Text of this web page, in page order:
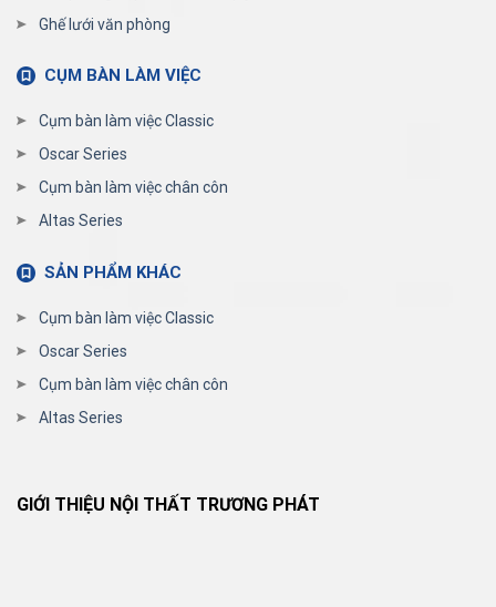
Ghế lưới văn phòng
CỤM BÀN LÀM VIỆC
Cụm bàn làm việc Classic
Oscar Series
Cụm bàn làm việc chân côn
Altas Series
SẢN PHẨM KHÁC
Cụm bàn làm việc Classic
Oscar Series
Cụm bàn làm việc chân côn
Altas Series
GIỚI THIỆU NỘI THẤT TRƯƠNG PHÁT